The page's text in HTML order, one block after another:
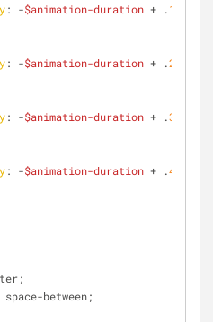
: -$animation-duration + .1
: -$animation-duration + .2
: -$animation-duration + .3
: -$animation-duration + .4
space-between;